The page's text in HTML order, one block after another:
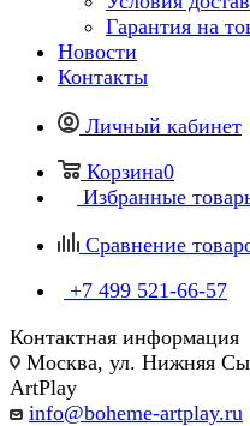
Гарантия на
Новости
Контакты
Личный кабинет
Корзина0
Избранные
Сравнение
+7 499 521-66-57
Контактная информация
Москва, ул. Нижняя
ArtPlay
info@boheme-artplay.ru